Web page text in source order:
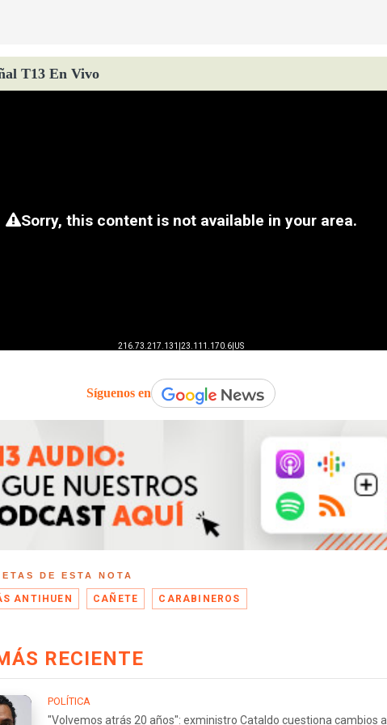
T13 En Vivo
Síguenos en
DE ESTA NOTA
ANTIHUEN CAÑETE CARABINEROS
RECIENTE
POLÍTICA
"Volvemos atrás 20 años": exministro Cataldo cuestiona cambios al